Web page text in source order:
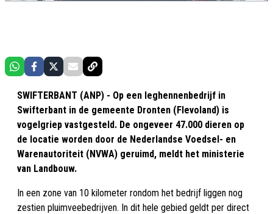
SWIFTERBANT (ANP) - Op een leghennenbedrijf in
Swifterbant in de gemeente Dronten (Flevoland) is
vogelgriep vastgesteld. De ongeveer 47.000 dieren op
de locatie worden door de Nederlandse Voedsel- en
Warenautoriteit (NVWA) geruimd, meldt het ministerie
van Landbouw.
In een zone van 10 kilometer rondom het bedrijf liggen nog
zestien pluimveebedrijven. In dit hele gebied geldt per direct